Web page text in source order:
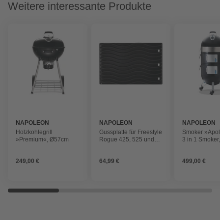
Weitere interessante Produkte
NAPOLEON
Holzkohlegrill
»Premium«, Ø57cm
249,00 €
NAPOLEON
Gussplatte für Freestyle
Rogue 425, 525 und
64,99 €
NAPOLEON
Smoker
3 in 1
499,00 €